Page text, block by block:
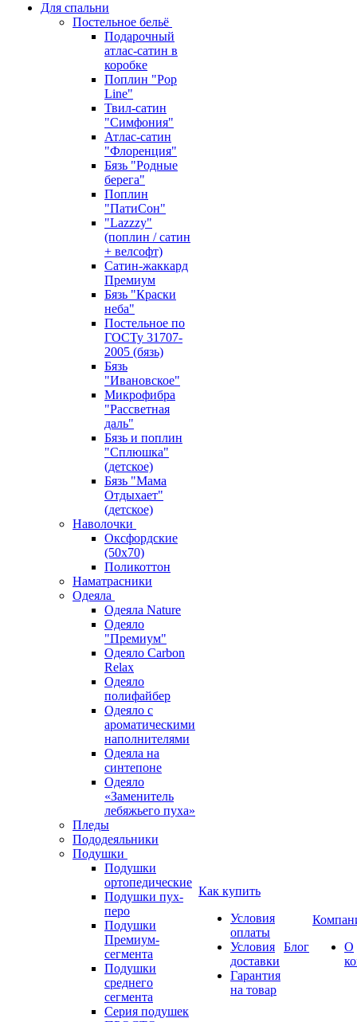
Для спальни
Постельное бельё
Подарочный
атлас-сатин в
коробке
Поплин "Pop
Line"
Твил-сатин
"Симфония"
Атлас-сатин
"Флоренция"
Бязь "Родные
берега"
Поплин
"ПатиСон"
"Lazzzy"
(поплин / сатин
+ велсофт)
Сатин-жаккард
Премиум
Бязь "Краски
неба"
Постельное по
ГОСТу 31707-
2005 (бязь)
Бязь
"Ивановское"
Микрофибра
"Рассветная
даль"
Бязь и поплин
"Сплюшка"
(детское)
Бязь "Мама
Отдыхает"
(детское)
Наволочки
Оксфордские
(50х70)
Поликоттон
Наматрасники
Одеяла
Одеяла Nature
Одеяло
"Премиум"
Одеяло Carbon
Relax
Одеяло
полифайбер
Одеяло с
ароматическими
наполнителями
Одеяла на
синтепоне
Одеяло
«Заменитель
лебяжьего пуха»
Пледы
Пододеяльники
Подушки
Подушки
ортопедические
Подушки пух-
перо
Подушки
Премиум-
сегмента
Подушки
среднего
сегмента
Серия подушек
Как купить
Условия
оплаты
Условия
доставки
Гарантия
на товар
Блог
О